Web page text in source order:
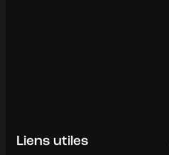
Liens utiles